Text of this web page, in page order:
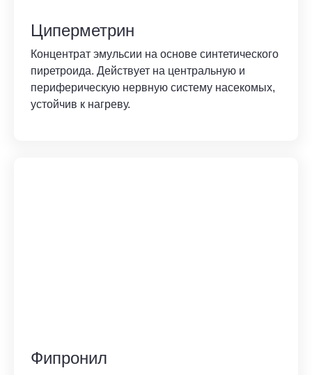
Циперметрин
Концентрат эмульсии на основе синтетического
пиретроида. Действует на центральную и
периферическую нервную систему насекомых,
устойчив к нагреву.
Фипронил